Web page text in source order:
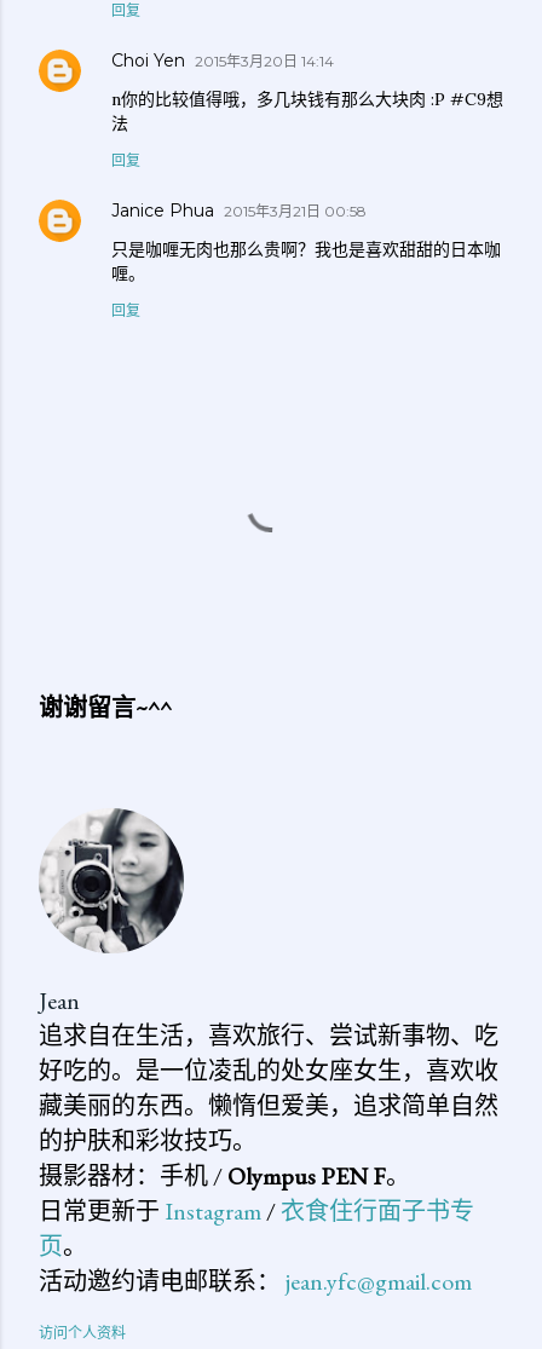
回复
Choi Yen 2015年3月20日 14:14
n你的比较值得哦，多几块钱有那么大块肉 :P #C9想
法
回复
Janice Phua 2015年3月21日 00:58
只是咖喱无肉也那么贵啊？我也是喜欢甜甜的日本咖
喱。
回复
论
谢谢留言~^^
Jean
追求自在生活，喜欢旅行、尝试新事物、吃
好吃的。是一位凌乱的处女座女生，喜欢收
藏美丽的东西。懒惰但爱美，追求简单自然
的护肤和彩妆技巧。
摄影器材：手机 /Olympus PEN F。
日常更新于 Instagram/衣食住行面子书专
页。
活动邀约请电邮联系： jean.yfc@gmail.com
访问个人资料